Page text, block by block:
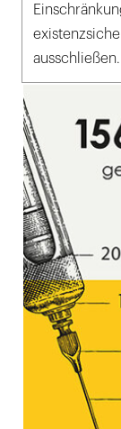
ausschließen.